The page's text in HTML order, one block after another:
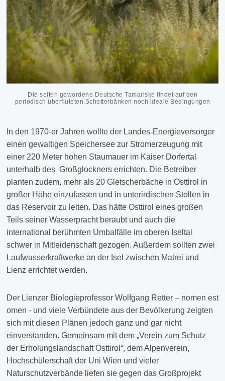
Die selten gewordene Deutsche Tamariske findet auf den
periodisch überfluteten Schotterbänken noch ideale Bedingungen
In den 1970-er Jahren wollte der Landes-Energieversorger
einen gewaltigen Speichersee zur Stromerzeugung mit
einer 220 Meter hohen Staumauer im Kaiser Dorfertal
unterhalb des Großglockners errichten. Die Betreiber
planten zudem, mehr als 20 Gletscherbäche in Osttirol in
großer Höhe einzufassen und in unterirdischen Stollen in
das Reservoir zu leiten. Das hätte Osttirol eines großen
Teils seiner Wasserpracht beraubt und auch die
international berühmten Umbalfälle im oberen Iseltal
schwer in Mitleidenschaft gezogen. Außerdem sollten zwei
Laufwasserkraftwerke an der Isel zwischen Matrei und
Lienz errichtet werden.
Der Lienzer Biologieprofessor Wolfgang Retter – nomen est
omen - und viele Verbündete aus der Bevölkerung zeigten
sich mit diesen Plänen jedoch ganz und gar nicht
einverstanden. Gemeinsam mit dem „Verein zum Schutz
der Erholungslandschaft Osttirol“, dem Alpenverein,
Hochschülerschaft der Uni Wien und vieler
Naturschutzverbände liefen sie gegen das Großprojekt